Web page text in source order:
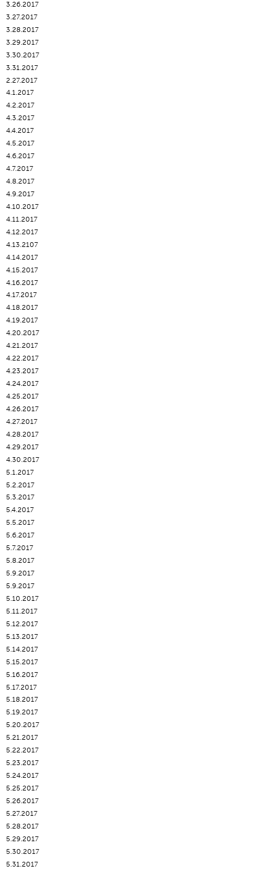
3.26.2017
3.27.2017
3.28.2017
3.29.2017
3.30.2017
3.31.2017
2.27.2017
4.1.2017
4.2.2017
4.3.2017
4.4.2017
4.5.2017
4.6.2017
4.7.2017
4.8.2017
4.9.2017
4.10.2017
4.11.2017
4.12.2017
4.13.2107
4.14.2017
4.15.2017
4.16.2017
4.17.2017
4.18.2017
4.19.2017
4.20.2017
4.21.2017
4.22.2017
4.23.2017
4.24.2017
4.25.2017
4.26.2017
4.27.2017
4.28.2017
4.29.2017
4.30.2017
5.1.2017
5.2.2017
5.3.2017
5.4.2017
5.5.2017
5.6.2017
5.7.2017
5.8.2017
5.9.2017
5.9.2017
5.10.2017
5.11.2017
5.12.2017
5.13.2017
5.14.2017
5.15.2017
5.16.2017
5.17.2017
5.18.2017
5.19.2017
5.20.2017
5.21.2017
5.22.2017
5.23.2017
5.24.2017
5.25.2017
5.26.2017
5.27.2017
5.28.2017
5.29.2017
5.30.2017
5.31.2017